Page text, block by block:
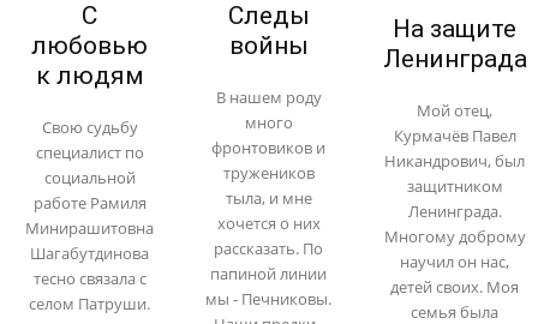
С
любовью
к людям
Свою судьбу
специалист по
социальной
работе Рамиля
Минирашитовна
Шагабутдинова
тесно связала с
селом Патруши.
Следы
войны
В нашем роду
много
фронтовиков и
тружеников
тыла, и мне
хочется о них
рассказать. По
папиной линии
мы - Печниковы.
На защите
Ленинграда
Мой отец,
Курмачёв Павел
Никандрович, был
защитником
Ленинграда.
Многому доброму
научил он нас,
детей своих. Моя
семья была